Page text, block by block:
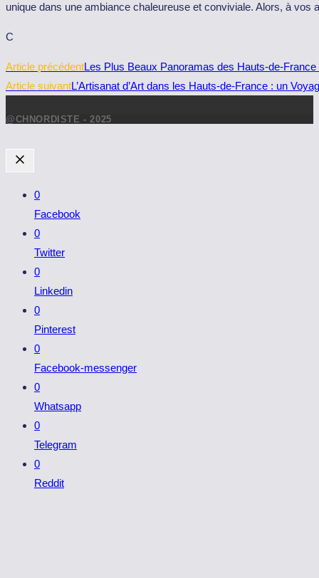
unique dans une ambiance chaleureuse et conviviale. Alors, à
C
Read
more
Article précédentLes Plus Beaux Panoramas des Hauts-de-
Article suivantL’Artisanat d’Art dans les Hauts-de-France : un
@CHNORDISTE - 2025
0
Facebook
0
Twitter
0
Linkedin
0
Pinterest
0
Facebook-messenger
0
Whatsapp
0
Telegram
0
Reddit